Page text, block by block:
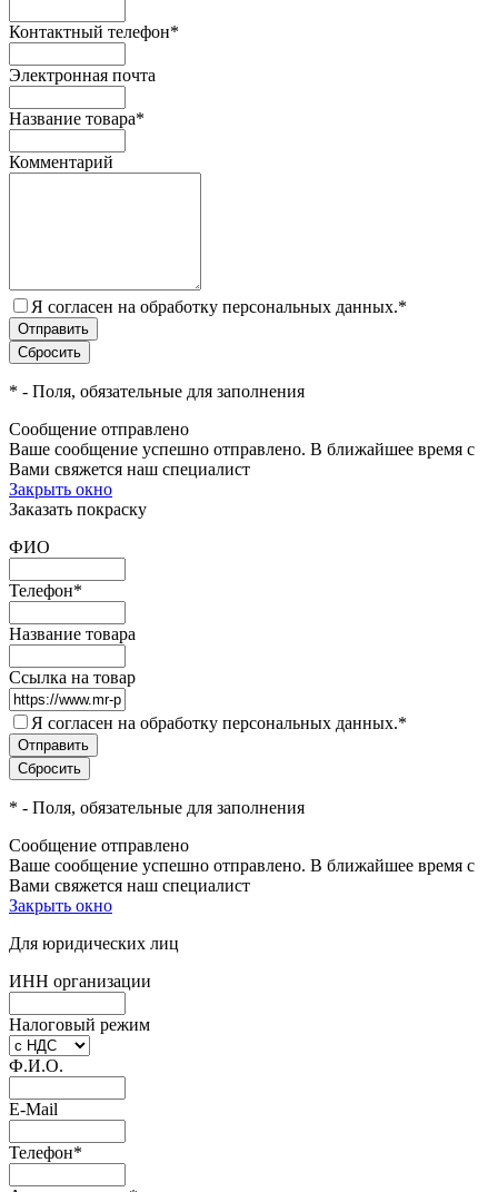
Контактный телефон*
Электронная почта
Название товара*
Комментарий
Я согласен на обработку персональных данных.*
* - Поля, обязательные для заполнения
Сообщение отправлено
Ваше сообщение успешно отправлено. В ближайшее время с
Вами свяжется наш специалист
Закрыть окно
Заказать покраску
ФИО
Телефон*
Название товара
Ссылка на товар
Я согласен на обработку персональных данных.*
* - Поля, обязательные для заполнения
Сообщение отправлено
Ваше сообщение успешно отправлено. В ближайшее время с
Вами свяжется наш специалист
Закрыть окно
Для юридических лиц
ИНН организации
Налоговый режим
Ф.И.О.
E-Mail
Телефон*